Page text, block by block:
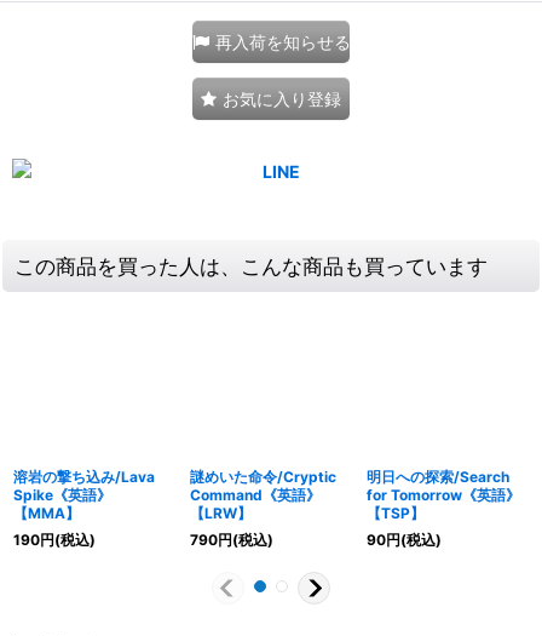
再入荷を知らせる
お気に入り登録
この商品を買った人は、こんな商品も買っています
溶岩の撃ち込み/Lava
Spike《英語》
【MMA】
190円(税込)
謎めいた命令/Cryptic
Command《英語》
【LRW】
790円(税込)
明日への探索/Search
for Tomorrow《英語》
【TSP】
90円(税込)